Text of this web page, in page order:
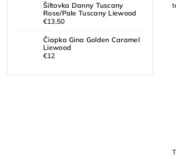
Šiltovka Danny Tuscany
Rose/Pale Tuscany Liewood
€13,50
Čiapka Gina Golden Caramel
Liewood
€12